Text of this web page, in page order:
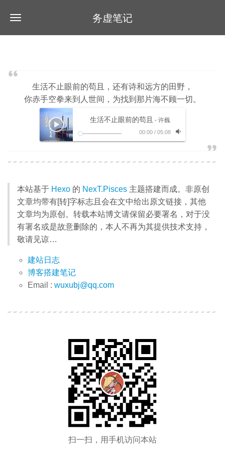
务虚笔记
生活不止眼前的苟且，还有诗和远方的田野，
你赤手空拳来到人世间，为找到那片海不顾一切。
生活不止眼前的苟且 - 许巍
00:00 / 05:08
本站基于 Hexo 的 NexT.Pisces 主题搭建而成。非原创
文章均带有[转]字标志且会在文中给出原文链接，其他
文章均为原创。转载本站博文请保留必要署名，对于没
有署名或是故意删除的，本人不再为其提供技术支持，
敬请见谅…
建站日志
博客搭建笔记
Email : wuxubj@qq.com
扫一扫，用手机访问本站